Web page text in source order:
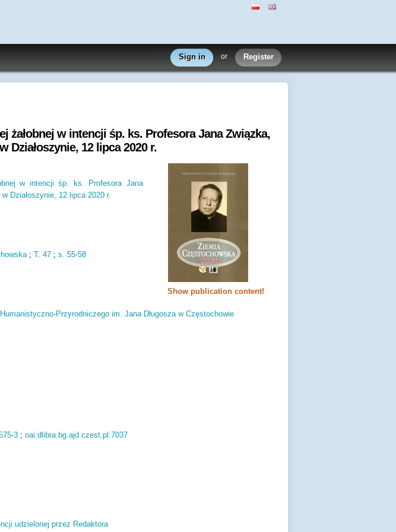
Sign in or Register
żałobnej w intencji śp. ks. Profesora Jana Związka,
Działoszynie, 12 lipca 2020 r.
Show publication content!
w intencji śp. ks. Profesora Jana
Działoszynie, 12 lipca 2020 r.
;T. 47 ;s. 55-58
Przyrodniczego im. Jana Długosza w Częstochowie
3 ;oai:dlibra.bg.ajd.czest.pl:7037
udzielonej przez Redaktora